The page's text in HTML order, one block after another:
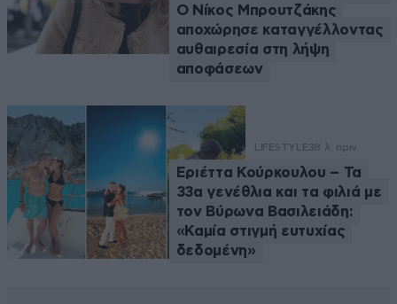
Ο Νίκος Μπρουτζάκης
αποχώρησε καταγγέλλοντας
αυθαιρεσία στη λήψη
αποφάσεων
LIFESTYLE38 λ. πριν
Εριέττα Κούρκουλου – Τα
33α γενέθλια και τα φιλιά με
τον Βύρωνα Βασιλειάδη:
«Καμία στιγμή ευτυχίας
δεδομένη»